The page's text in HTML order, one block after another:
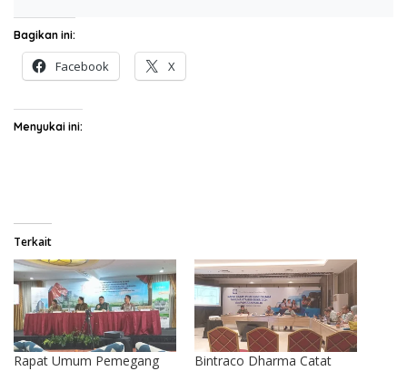
Bagikan ini:
Facebook X
Menyukai ini:
Terkait
Rapat Umum Pemegang
Bintraco Dharma Catat